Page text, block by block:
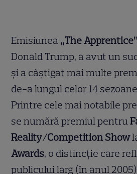
Emisiunea „The Apprentice”
Donald Trump, a avut un
și a câștigat mai multe
de-a lungul celor 14
Printre cele mai notabile
se numără premiul pentru
Reality/Competition Show
Awards, o distincție care
publicului larg (în anul